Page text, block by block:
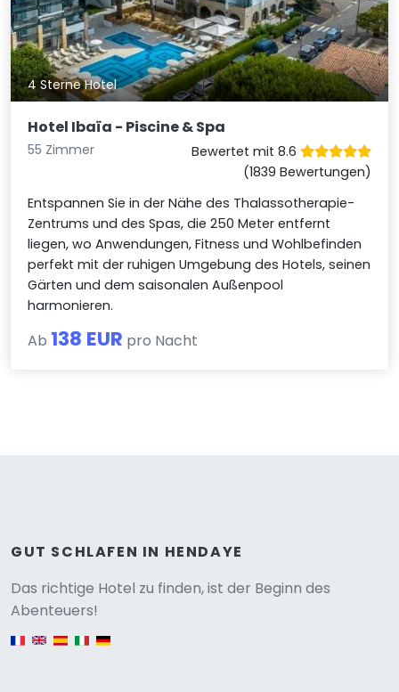
4 Sterne Hotel
Hotel Ibaïa - Piscine & Spa
55 Zimmer
Bewertet mit 8.6
(1839 Bewertungen)
Entspannen Sie in der Nähe des Thalassotherapie-
Zentrums und des Spas, die 250 Meter entfernt
liegen, wo Anwendungen, Fitness und Wohlbefinden
perfekt mit der ruhigen Umgebung des Hotels, seinen
Gärten und dem saisonalen Außenpool
harmonieren.
Ab 138 EUR pro Nacht
GUT SCHLAFEN IN HENDAYE
Das richtige Hotel zu finden, ist der Beginn des
Abenteuers!